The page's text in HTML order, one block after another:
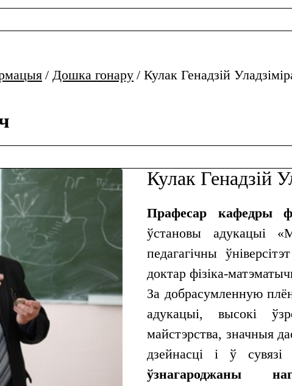
/ Дошка гонару / Кулак Генадзій
Кулак Генадзій
Прафесар кафедры
ўстановы адукацыі
педагагічны
доктар фізіка-
За добрасумленную
адукацыі, высокі
майстэрства, значныя
дзейнасці і ў
ўзнагароджаны